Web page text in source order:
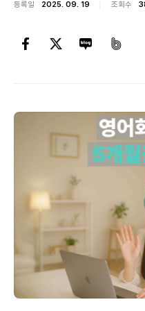
등록일 2025. 09. 19 조회수